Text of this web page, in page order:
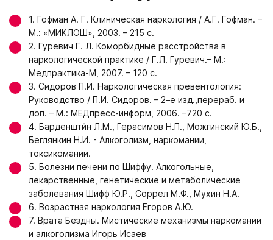
1. Гофман А. Г. Клиническая наркология / А.Г. Гофман. –
М.: «МИКЛОШ», 2003. – 215 с.
2. Гуревич Г. Л. Коморбидные расстройства в
наркологической практике / Г.Л. Гуревич.– М.:
Медпрактика-М, 2007. – 120 с.
3. Сидоров П.И. Наркологическая превентология:
Руководство / П.И. Сидоров. – 2–е изд.,перераб. и
доп. – М.: МЕДпресс-информ, 2006. –720 с.
4. Барденштйн Л.М., Герасимов Н.П., Можгинский Ю.Б.,
Беглянкин Н.И. - Алкоголизм, наркомании,
токсикомании.
5. Болезни печени по Шиффу. Алкогольные,
лекарственные, генетические и метаболические
заболевания Шифф Ю.Р., Соррел М.Ф., Мухин Н.А.
6. Возрастная наркология Егоров А.Ю.
7. Врата Бездны. Мистические механизмы наркомании
и алкоголизма Игорь Исаев
Получить консультацию
Нажимая кнопку «Получить консультацию», вы соглашаетесь
политикой конфиденциальностисайта
Оставить отзыв
Нажимая кнопку «Оставить отзыв», вы соглашаетесь с
политикой конфиденциальности
ВладивостокЕкатеринбург